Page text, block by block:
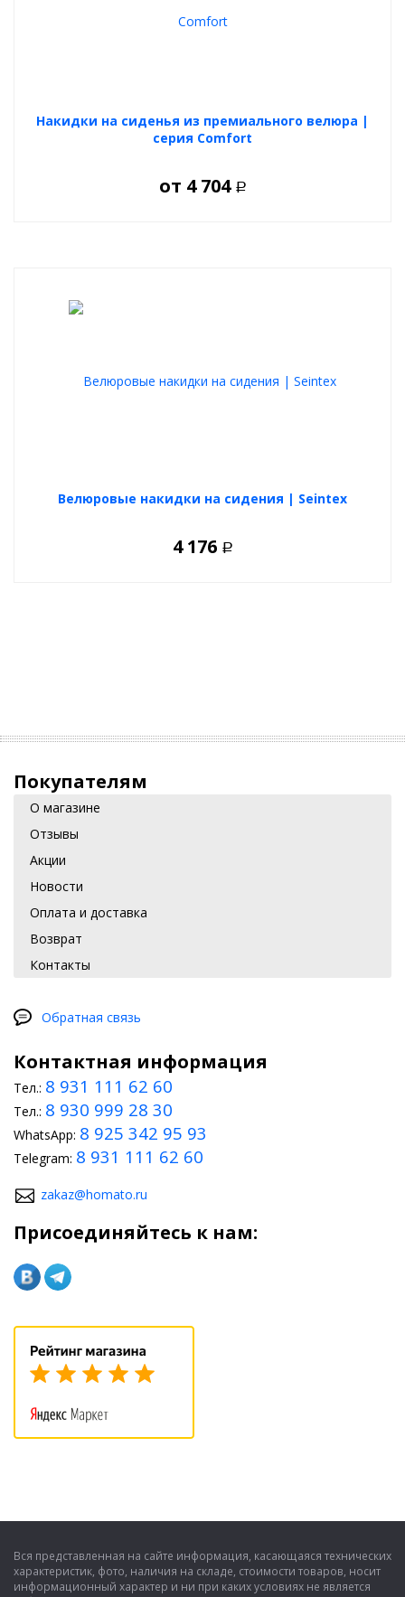
Накидки на сиденья из премиального велюра |
серия Comfort
от 4 704 Р
Велюровые накидки на сидения | Seintex
4 176 Р
Покупателям
О магазине
Отзывы
Акции
Новости
Оплата и доставка
Возврат
Контакты
Обратная связь
Контактная информация
Тел.: 8 931 111 62 60
Тел.: 8 930 999 28 30
WhatsApp: 8 925 342 95 93
Telegram: 8 931 111 62 60
zakaz@homato.ru
Присоединяйтесь к нам:
Вся представленная на сайте информация, касающаяся технических
характеристик, фото, наличия на складе, стоимости товаров, носит
информационный характер и ни при каких условиях не является